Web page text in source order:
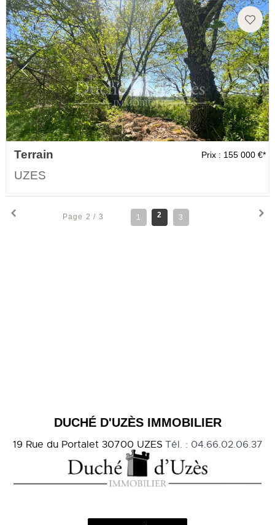
Terrain
UZES
Prix : 155 000 €*
Page 2 / 3 1 2 3
DUCHÉ D'UZÈS IMMOBILIER
19 Rue du Portalet 30700 UZES Tél. : 04.66.02.06.37